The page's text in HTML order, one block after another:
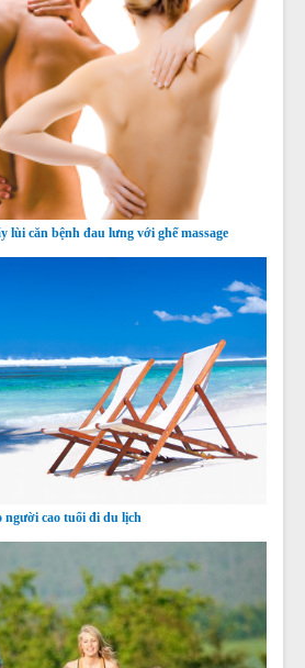
lùi căn bệnh đau lưng với ghế massage
người cao tuổi đi du lịch